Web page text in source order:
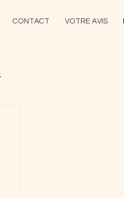
CONTACT VOTRE AVIS